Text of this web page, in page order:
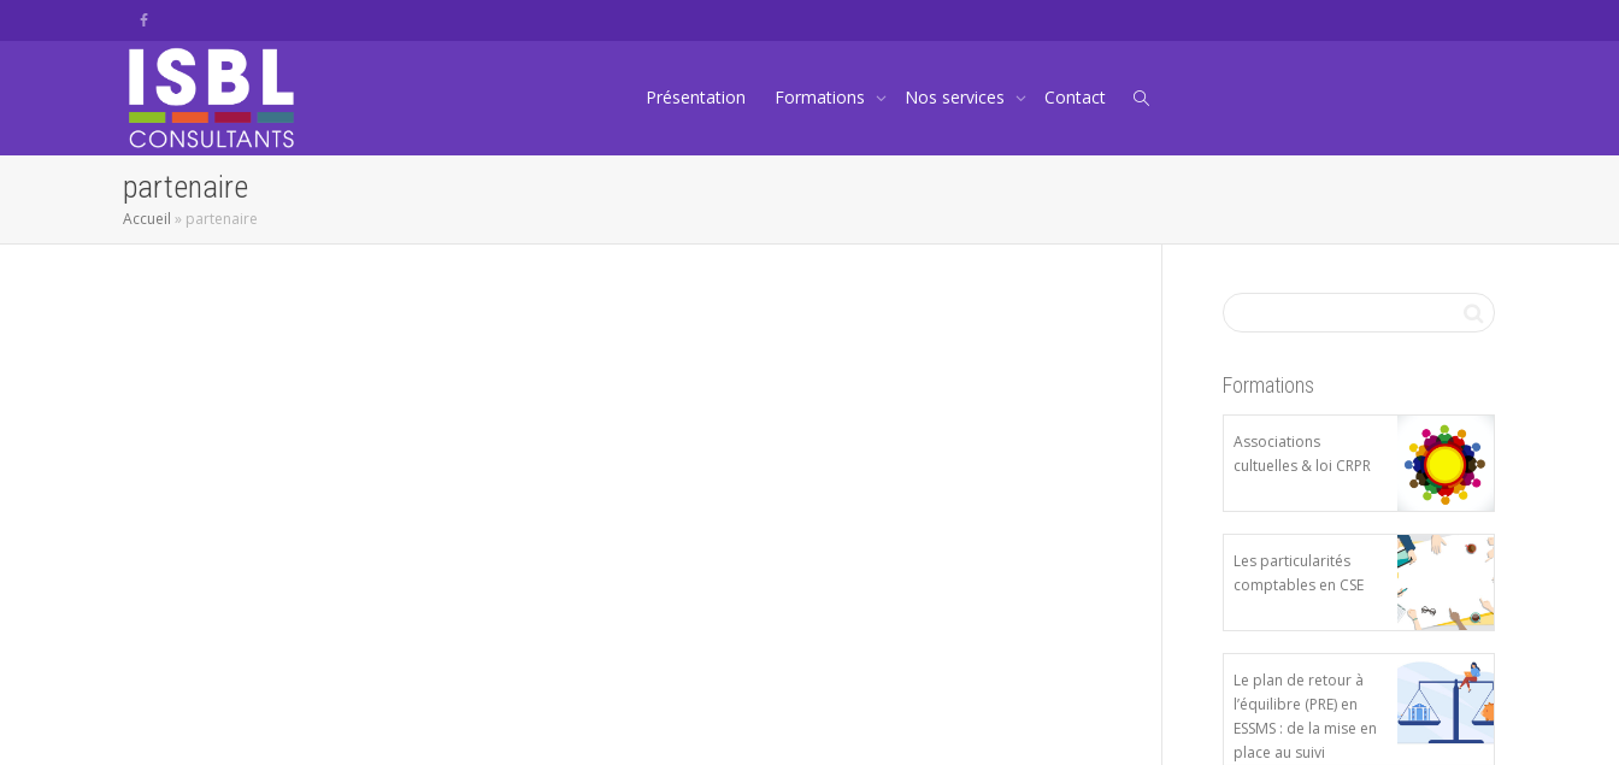
Présentation Formations Nos services Contact
partenaire
Accueil » partenaire
Formations
Associations
cultuelles & loi CRPR
Les particularités
comptables en CSE
Le plan de retour à
l’équilibre (PRE) en
ESSMS : de la mise en
place au suivi